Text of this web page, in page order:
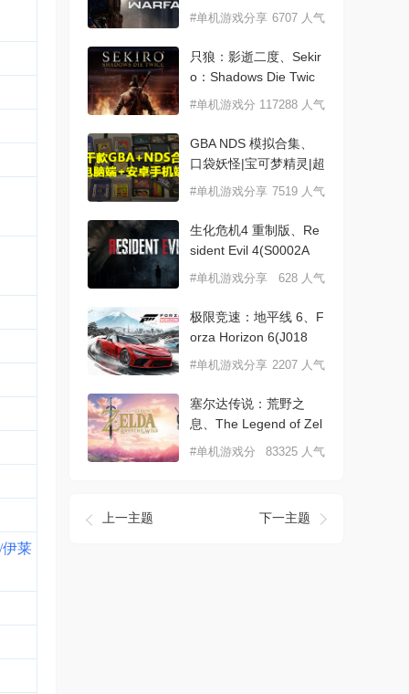
伊莱
6707 人气
#单机游戏分享
只狼：影逝二度、Sekir
o：Shadows Die Twic
117288 人气
#单机游戏分
GBA NDS 模拟合集、
口袋妖怪|宝可梦精灵|超
7519 人气
#单机游戏分享
生化危机4 重制版、Re
sident Evil 4(S0002A
628 人气
#单机游戏分享
极限竞速：地平线 6、F
orza Horizon 6(J018
2207 人气
#单机游戏分享
塞尔达传说：荒野之
息、The Legend of Zel
d
83325 人气
#单机游戏分
上一主题 下一主题